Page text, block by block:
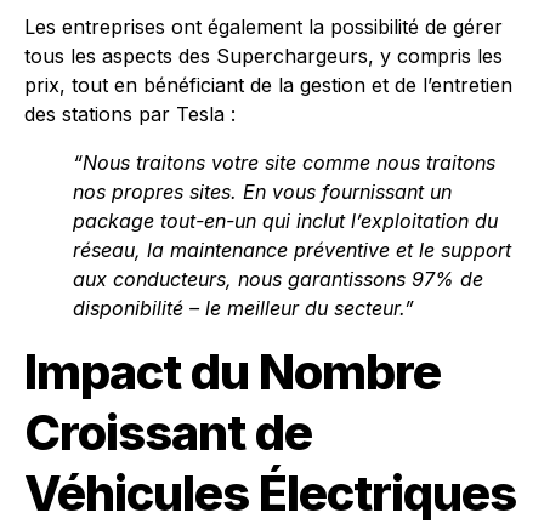
Les entreprises ont également la possibilité de gérer
tous les aspects des Superchargeurs, y compris les
prix, tout en bénéficiant de la gestion et de l’entretien
des stations par Tesla :
“Nous traitons votre site comme nous traitons
nos propres sites. En vous fournissant un
package tout-en-un qui inclut l’exploitation du
réseau, la maintenance préventive et le support
aux conducteurs, nous garantissons 97% de
disponibilité – le meilleur du secteur.”
Impact du Nombre
Croissant de
Véhicules Électriques